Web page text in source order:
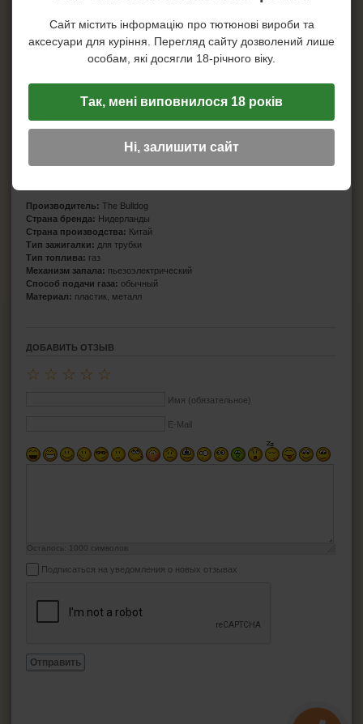
Производитель: The Bulldog
Страна бренда: Нидерланды
Страна производства: Китай
Тип зажигалки: для трубки
Тип топлива: газ
Механизм запала: пьезоэлектрический
Способ подачи газа: обычный
Материал: пластик, металл
ДОБАВИТЬ ОТЗЫВ
☆
☆
☆
☆
☆
Имя (обязательное)
E-Mail
Осталось: 1000 символов
Подписаться на уведомления о новых отзывах
Отправить
Сайт містить інформацію про тютюнові вироби та
аксесуари для куріння. Перегляд сайту дозволений лише
особам, які досягли 18-річного віку.
Так, мені виповнилося 18 років
Ні, залишити сайт